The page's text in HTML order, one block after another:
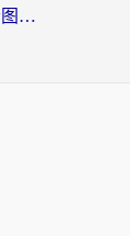
在国外用什么加速器打少女前线：云图计划不卡？一个老玩家的掏心分享